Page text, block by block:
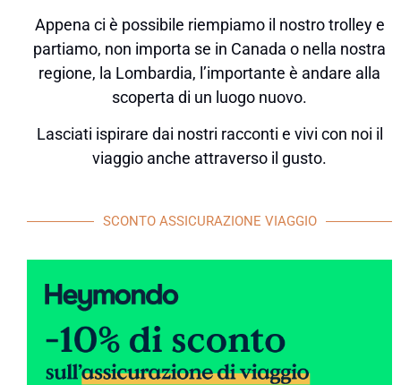
Appena ci è possibile riempiamo il nostro trolley e
partiamo, non importa se in Canada o nella nostra
regione, la Lombardia, l’importante è andare alla
scoperta di un luogo nuovo.
Lasciati ispirare dai nostri racconti e vivi con noi il
viaggio anche attraverso il gusto.
SCONTO ASSICURAZIONE VIAGGIO